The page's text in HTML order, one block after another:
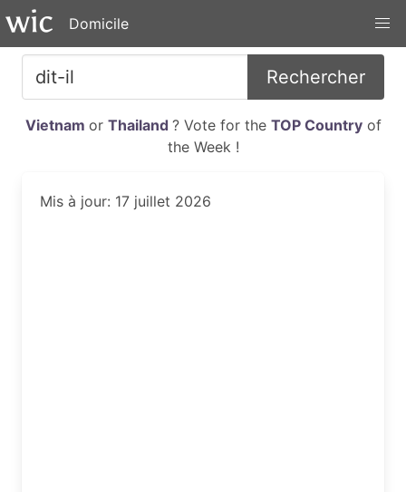
Domicile
Rechercher
Vietnam or Thailand ? Vote for the TOP Countryof
the Week !
Mis à jour: 17 juillet 2026